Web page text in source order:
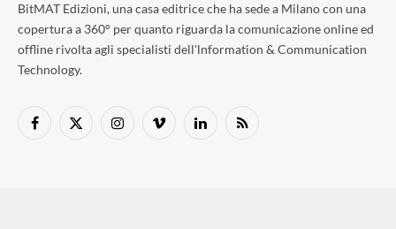
BitMAT Edizioni, una casa editrice che ha sede a Milano con una
copertura a 360° per quanto riguarda la comunicazione online ed
offline rivolta agli specialisti dell'lnformation & Communication
Technology.
Facebook
X
InstagramVimeo LinkedInRSS